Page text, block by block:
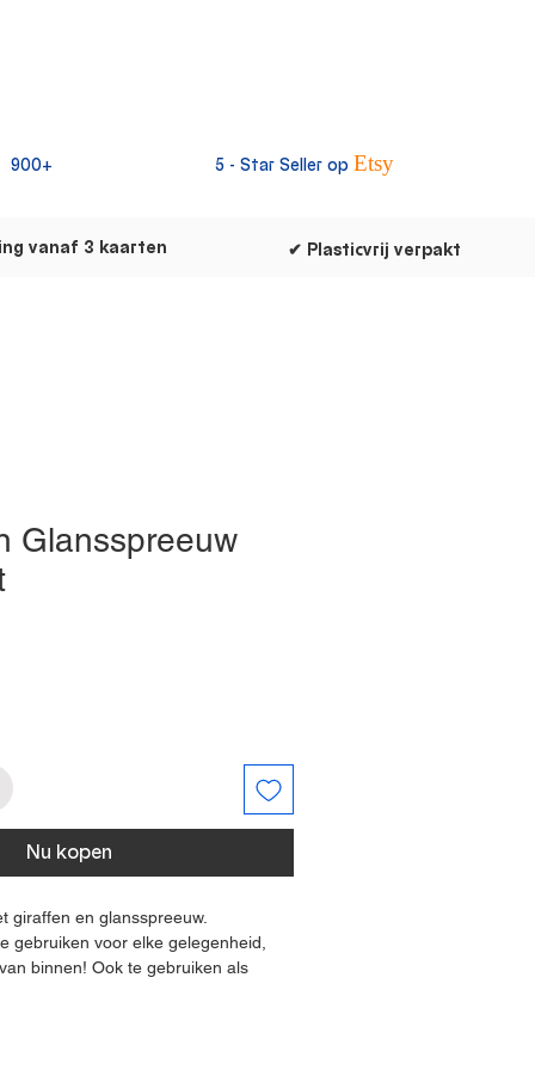
900+ 5 - Star Seller op Etsy
vanaf 3 kaarten ✔ Plasticvrij verpakt
Glansspreeuw
Nu kopen
giraffen en glansspreeuw.
gebruiken voor elke gelegenheid,
binnen! Ook te gebruiken als